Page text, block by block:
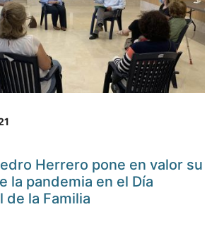
Herrero pone en valor su
la pandemia en el Día
de la Familia